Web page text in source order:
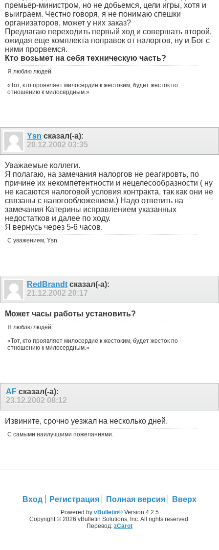
премьер-министром, но не добьемся, цели игры, хотя и
выиграем. Честно говоря, я не понимаю спешки
организаторов, может у них заказ?
Предлагаю переходить первый ход и совершать второй,
ожидая еще комплекта поправок от налоргов, ну и Бог с
ними прорвемся.
Кто возьмет на себя техническую часть?
Я люблю людей.
«Тот, кто проявляет милосердие к жестоким, будет жесток по
отношению к милосердным.»
Ysn сказал(-а):
20.12.2002 03:35
Уважаемые коллеги.
Я полагаю, на замечания налоргов не реагировть, по
причине их некомпетентности и нецелесообразности ( ну
не касаются налоговой условия контракта, так как они не
связаны с налогообложением.) Надо ответить на
замечания Катерины исправлением указанных
недостатков и далее по ходу.
Я вернусь через 5-6 часов.
С уважением, Ysn.
RedBrandt сказал(-а):
21.12.2002 20:17
Может часы работы установить?
Я люблю людей.
«Тот, кто проявляет милосердие к жестоким, будет жесток по
отношению к милосердным.»
AF сказал(-а):
23.12.2002 08:12
Извините, срочно уезжал на несколько дней.
С самыми наилучшими пожеланиями.
Вход Регистрация Полная версия Вверх
Powered by vBulletin®Version 4.2.5
Copyright © 2026 vBulletin Solutions, Inc. All rights reserved.
Перевод: zCarot